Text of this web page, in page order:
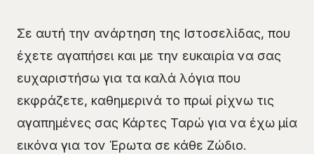
Σε αυτή την ανάρτηση της Ιστοσελίδας, που
έχετε αγαπήσει και με την ευκαιρία να σας
ευχαριστήσω για τα καλά λόγια που
εκφράζετε, καθημερινά το πρωί ρίχνω τις
αγαπημένες σας Κάρτες Ταρώ για να έχω μία
εικόνα για τον Έρωτα σε κάθε Ζώδιο.